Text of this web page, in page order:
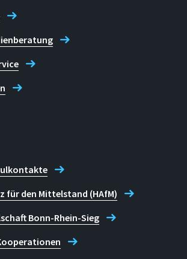
des
in Sankt
bitte vereinbaren Sie
oder telefonisch einen
brs.de
für den Mittelstand (HAfM)
Bonn-Rhein-Sieg